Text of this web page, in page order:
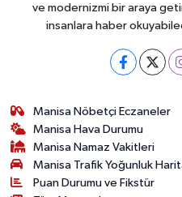
ve modernizmi bir araya
insanlara haber
Manisa Nöbetçi Eczaneler
Manisa Hava Durumu
Manisa Namaz Vakitleri
Manisa Trafik Yoğunluk
Puan Durumu ve Fikstür